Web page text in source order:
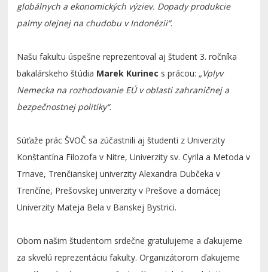
globálnych a ekonomických výziev. Dopady produkcie
palmy olejnej na chudobu v Indonézii“.
Našu fakultu úspešne reprezentoval aj študent 3. ročníka
bakalárskeho štúdia Marek Kurinec s prácou: „Vplyv
Nemecka na rozhodovanie EÚ v oblasti zahraničnej a
bezpečnostnej politiky“.
Súťaže prác ŠVOČ sa zúčastnili aj študenti z Univerzity
Konštantína Filozofa v Nitre, Univerzity sv. Cyrila a Metoda v
Trnave, Trenčianskej univerzity Alexandra Dubčeka v
Trenčíne, Prešovskej univerzity v Prešove a domácej
Univerzity Mateja Bela v Banskej Bystrici.
Obom našim študentom srdečne gratulujeme a ďakujeme
za skvelú reprezentáciu fakulty. Organizátorom ďakujeme